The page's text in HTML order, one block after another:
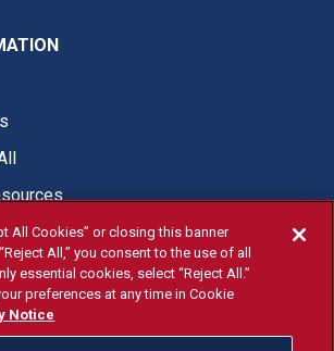
© Fresno State 2026
Last Updated Apr 8, 2026
All Cookies” or closing this banner
All,” you consent to the use of all
essential cookies, select “Reject All.”
preferences at any time in Cookie
Notice